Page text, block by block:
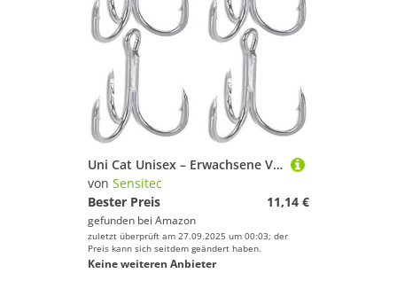
Wirbel von SENSITEC
Uni Cat Unisex – Erwachsene Vencata CPX-5-4 Drillingshaken zum Wallerangeln, Angelhaken zum Angeln auf Waller, Drillinge zum Welsangeln, Haken, Größe, Silber, 2/0
von Sensitec
Bester Preis
11,14 €
gefunden bei Amazon
zuletzt überprüft am 27.09.2025 um 00:03; der
Preis kann sich seitdem geändert haben.
Keine weiteren Anbieter